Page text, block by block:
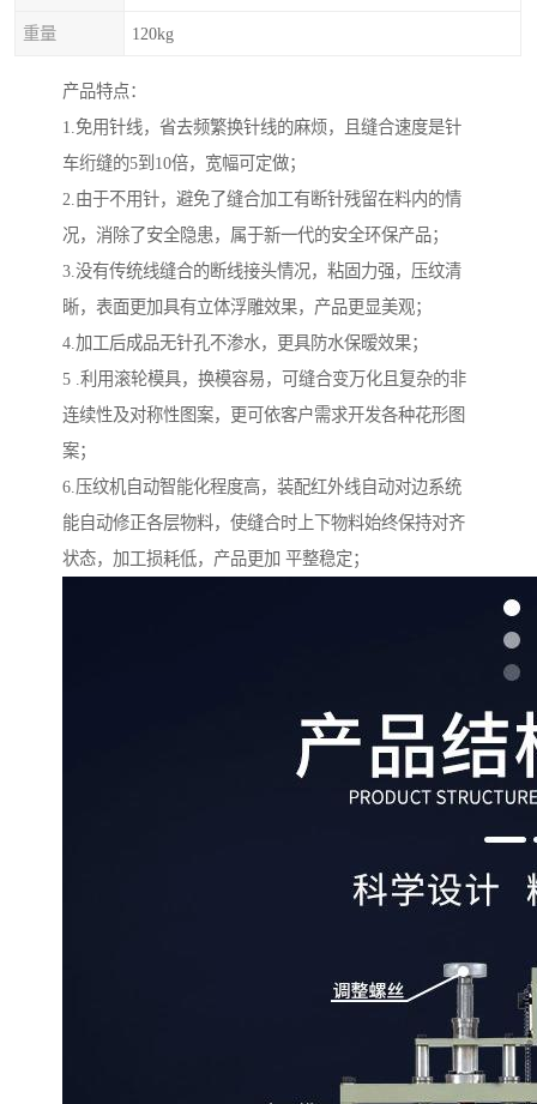
重量 120kg
产品特点：
1.免用针线，省去频繁换针线的麻烦，且缝合速度是针
车绗缝的5到10倍，宽幅可定做；
2.由于不用针，避免了缝合加工有断针残留在料内的情
况，消除了安全隐患，属于新一代的安全环保产品；
3.没有传统线缝合的断线接头情况，粘固力强，压纹清
晰，表面更加具有立体浮雕效果，产品更显美观；
4.加工后成品无针孔不渗水，更具防水保暧效果；
5 .利用滚轮模具，换模容易，可缝合变万化且复杂的非
连续性及对称性图案，更可依客户需求开发各种花形图
案；
6.压纹机自动智能化程度高，装配红外线自动对边系统
能自动修正各层物料，使缝合时上下物料始终保持对齐
状态，加工损耗低，产品更加 平整稳定；